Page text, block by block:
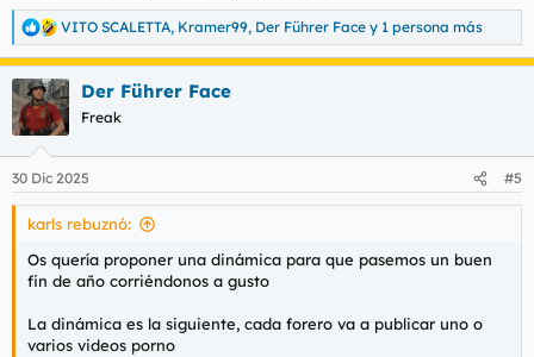
La idea es que si alguien se corre con mi video me dé like me
mencione y suba una foto de su corrida también
Espero que os guste la dinámica!
Ver el archivos adjunto 207972
y suba una foto de su corrida también
Espero que os guste la dinámica!
R
e
a
c
c
i
e
s
VITO SCALETTA, Kramer99, Der Führer Face y 1 persona más
Der Führer Face
Freak
30 Dic 2025 #5
karls rebuznó:
Os quería proponer una dinámica para que pasemos un buen
fin de año corriéndonos a gusto
La dinámica es la siguiente, cada forero va a publicar uno o
varios videos porno